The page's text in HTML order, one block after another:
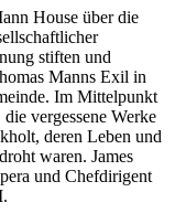
House über die
stiften und
Manns Exil in
Im Mittelpunkt
vergessene Werke
deren Leben und
waren. James
und Chefdirigent